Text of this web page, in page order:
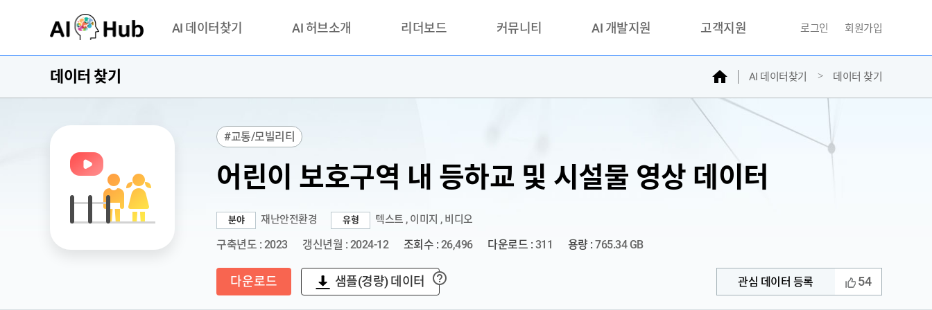
AI 데이터찾기
기관 제공 데이터
AI 허브 오픈 API
AI 허브소개
안심존이란?
이용정책
리더보드 커뮤니티
활용성과 우수사례
AI 개발지원 고객지원
문의하기
자주찾는질문
민원접수
AI데이터등록신청
성과조사
로그인 회원가입
데이터 찾기 홈 AI 데이터찾기 데이터 찾기
#교통/모빌리티
어린이 보호구역 내 등하교 및 시설물 영상 데이터
분야 재난안전환경 유형 텍스트 , 이미지 , 비디오
구축년도 : 2023 갱신년월 : 2024-12 조회수 : 26,496 다운로드 : 311 용량 : 765.34 GB
다운로드 샘플(경량) 데이터 ? 관심 데이터 등록 54